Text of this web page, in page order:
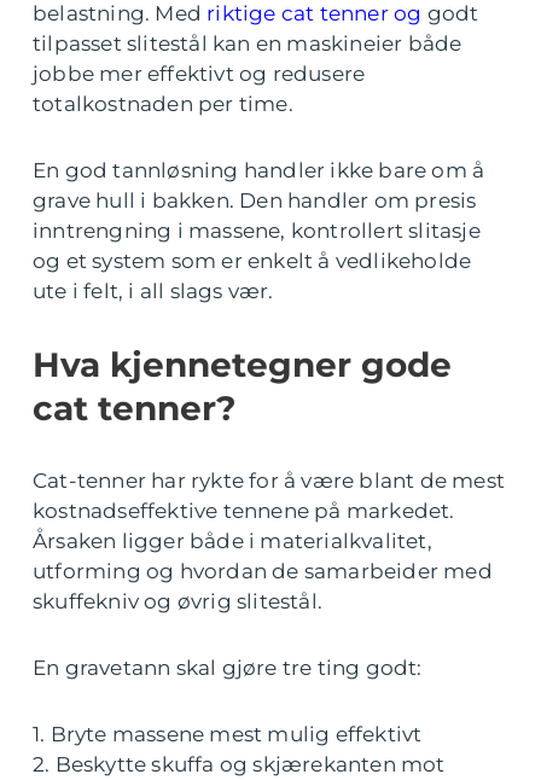
belastning. Med riktige cat tenner og godt
tilpasset slitestål kan en maskineier både
jobbe mer effektivt og redusere
totalkostnaden per time.
En god tannløsning handler ikke bare om å
grave hull i bakken. Den handler om presis
inntrengning i massene, kontrollert slitasje
og et system som er enkelt å vedlikeholde
ute i felt, i all slags vær.
Hva kjennetegner gode
cat tenner?
Cat-tenner har rykte for å være blant de mest
kostnadseffektive tennene på markedet.
Årsaken ligger både i materialkvalitet,
utforming og hvordan de samarbeider med
skuffekniv og øvrig slitestål.
En gravetann skal gjøre tre ting godt:
1. Bryte massene mest mulig effektivt
2. Beskytte skuffa og skjærekanten mot